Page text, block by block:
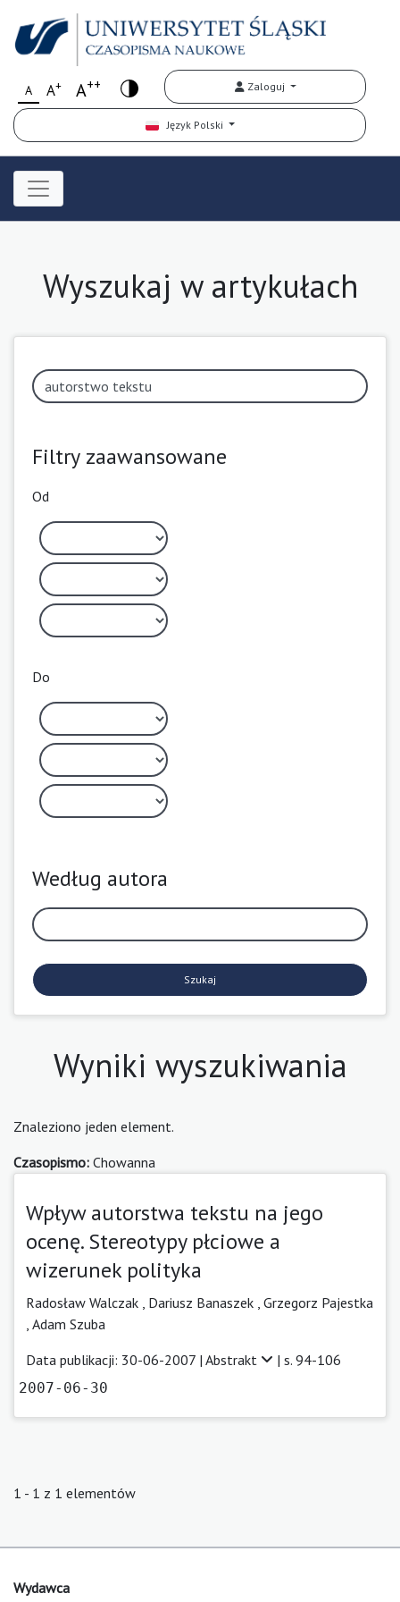
A A+ A++ Zaloguj
Język Polski
Wyszukaj w artykułach
Filtry zaawansowane
Od
Do
Według autora
Szukaj
Wyniki wyszukiwania
Znaleziono jeden element.
Czasopismo: Chowanna
Wpływ autorstwa tekstu na jego
ocenę. Stereotypy płciowe a
wizerunek polityka
Radosław Walczak , Dariusz Banaszek , Grzegorz Pajestka
Adam Szuba
Data publikacji: 30-06-2007 | Abstrakt | s. 94-106
2007-06-30
1 - 1 z 1 elementów
Wydawca